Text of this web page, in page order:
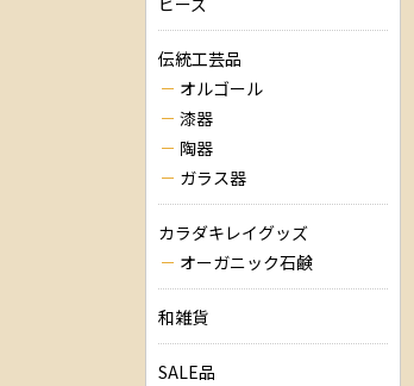
伝統工芸品
オルゴール
漆器
陶器
ガラス器
カラダキレイグッズ
オーガニック石鹸
和雑貨
SALE品